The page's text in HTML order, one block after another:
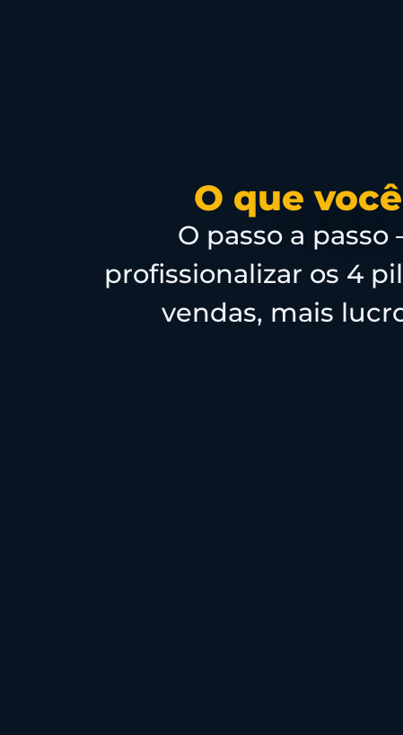
O que
O passo a passo
profissionalizar os 4
vendas, mais